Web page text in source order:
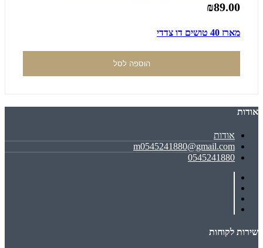
₪89.00
מארז 40 טושים דו צדדי
הוספה לסל
אודות
אודות
m0545241880@gmail.com
0545241880
שירות לקוחות